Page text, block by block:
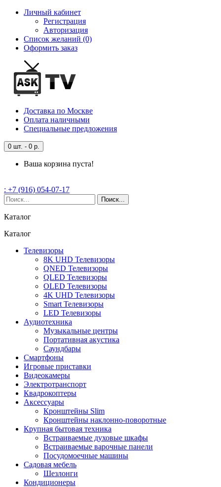
Личный кабинет
Регистрация
Авторизация
Список желаний (0)
Оформить заказ
Доставка по Москве
Оплата наличными
Специальные предложения
0 шт. - 0 р.
Ваша корзина пуста!
: +7 (916) 054-07-17
Поиск...
Каталог
Каталог
Телевизоры
8K UHD Телевизоры
QNED Телевизоры
QLED Телевизоры
OLED Телевизоры
4K UHD Телевизоры
Smart Телевизоры
LED Телевизоры
Аудиотехника
Музыкальные центры
Портативная акустика
Саундбары
Смартфоны
Игровые приставки
Видеокамеры
Электротранспорт
Квадрокоптеры
Аксессуары
Кронштейны Slim
Кронштейны наклонно-поворотные
Крупная бытовая техника
Встраиваемые духовые шкафы
Встраиваемые варочные панели
Посудомоечные машины
Садовая мебель
Шезлонги
Кондиционеры